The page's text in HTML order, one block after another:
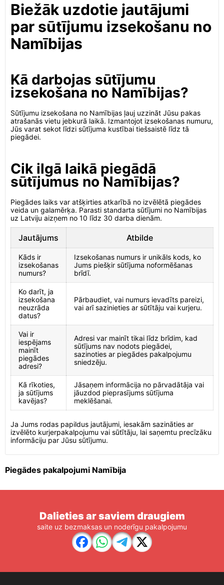
Biežāk uzdotie jautājumi
par sūtījumu izsekošanu no
Namībijas
Kā darbojas sūtījumu
izsekošana no Namībijas?
Sūtījumu izsekošana no Namībijas ļauj uzzināt Jūsu pakas
atrašanās vietu jebkurā laikā. Izmantojot izsekošanas numuru,
Jūs varat sekot līdzi sūtījuma kustībai tiešsaistē līdz tā
piegādei.
Cik ilgā laikā piegādā
sūtījumus no Namībijas?
Piegādes laiks var atšķirties atkarībā no izvēlētā piegādes
veida un galamērķa. Parasti standarta sūtījumi no Namībijas
uz Latviju aizņem no 10 līdz 30 darba dienām.
Jautājums Atbilde
Kāds ir
izsekošanas
numurs?
Izsekošanas numurs ir unikāls kods, ko
Jums piešķir sūtījuma noformēšanas
brīdī.
Ko darīt, ja
izsekošana
neuzrāda
datus?
Pārbaudiet, vai numurs ievadīts pareizi,
vai arī sazinieties ar sūtītāju vai kurjeru.
Vai ir
iespējams
mainīt
piegādes
adresi?
Adresi var mainīt tikai līdz brīdim, kad
sūtījums nav nodots piegādei,
sazinoties ar piegādes pakalpojumu
sniedzēju.
Kā rīkoties,
ja sūtījums
kavējas?
Jāsaņem informācija no pārvadātāja vai
jāuzdod pieprasījums sūtījuma
meklēšanai.
Ja Jums rodas papildus jautājumi, iesakām sazināties ar
izvēlēto kurjerpakalpojumu vai sūtītāju, lai saņemtu precīzāku
informāciju par Jūsu sūtījumu.
Piegādes pakalpojumi Namībija
Dalieties ar saviem draugiem
saite uz bezmaksas un noderīgu pakalpojumu